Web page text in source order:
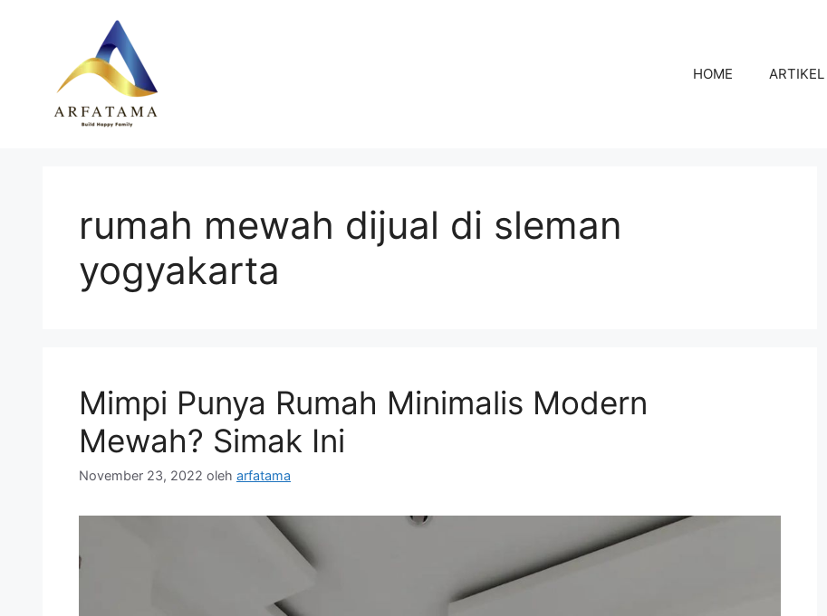
HOME ARTIKEL
rumah mewah dijual di sleman
yogyakarta
Mimpi Punya Rumah Minimalis Modern
Mewah? Simak Ini
November 23, 2022 oleh arfatama